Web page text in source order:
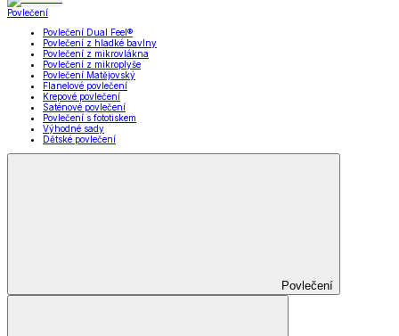
Povlečení
Povlečení Dual Feel®
Povlečení z hladké bavlny
Povlečení z mikrovlákna
Povlečení z mikroplyše
Povlečení Matějovský
Flanelové povlečení
Krepové povlečení
Saténové povlečení
Povlečení s fototiskem
Výhodné sady
Dětské povlečení
Povlečení